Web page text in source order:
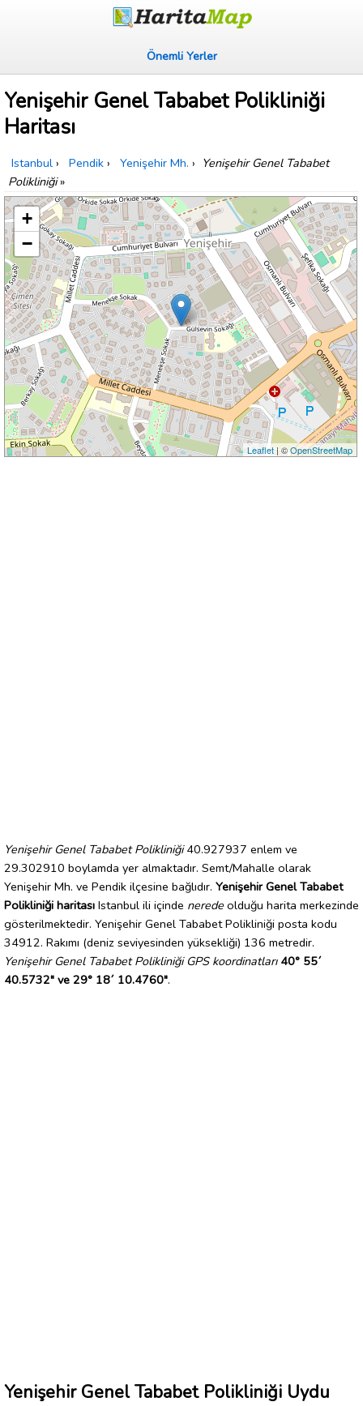
Önemli Yerler
Yenişehir Genel Tababet Polikliniği
Haritası
Istanbul › Pendik › Yenişehir Mh. › Yenişehir Genel Tababet
Polikliniği»
+
−
Leaflet| ©OpenStreetMap
Yenişehir Genel Tababet Polikliniği40.927937 enlem ve
29.302910 boylamda yer almaktadır. Semt/Mahalle olarak
Yenişehir Mh. ve Pendik ilçesine bağlıdır. Yenişehir Genel Tababet
Polikliniği haritası Istanbul ili içinde nerede olduğu harita merkezinde
gösterilmektedir. Yenişehir Genel Tababet Polikliniği posta kodu
34912. Rakımı (deniz seviyesinden yüksekliği) 136 metredir.
Yenişehir Genel Tababet Polikliniği GPS koordinatları 40° 55´
40.5732" ve 29° 18´ 10.4760".
Yenişehir Genel Tababet Polikliniği Uydu